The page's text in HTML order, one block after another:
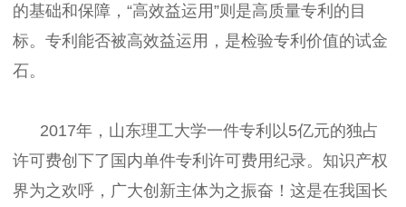
的基础和保障，“高效益运用”则是高质量专利的目
标。专利能否被高效益运用，是检验专利价值的试金
石。
2017年，山东理工大学一件专利以5亿元的独占
许可费创下了国内单件专利许可费用纪录。知识产权
界为之欢呼，广大创新主体为之振奋！这是在我国长